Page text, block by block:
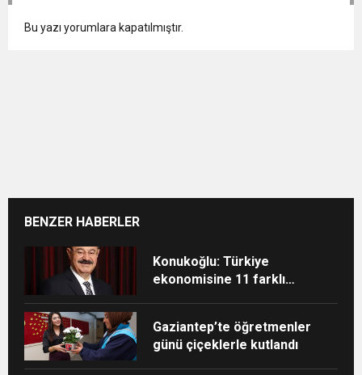
Bu yazı yorumlara kapatılmıştır.
BENZER HABERLER
Konukoğlu: Türkiye
ekonomisine 11 farklı
Gaziantep’te öğretmenler
günü çiçeklerle kutlandı